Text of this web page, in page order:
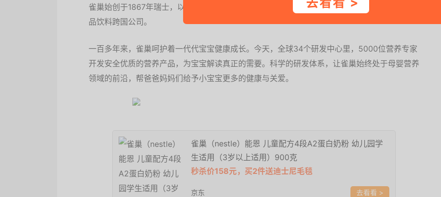
雀巢始创于1867年瑞士，以生产婴儿食品起家，母婴健康食品专业供应商，全球知名的大型食
品饮料跨国公司。
一百多年来，雀巢呵护着一代代宝宝健康成长。今天，全球34个研发中心里，5000位营养专家
开发安全优质的营养产品，为宝宝解读真正的需要。科学的研发体系，让雀巢始终处于母婴营养
领域的前沿，帮爸爸妈妈们给予小宝宝更多的健康与关爱。
雀巢（nestle）能恩 儿童配方4段A2蛋白奶粉 幼儿园学
生适用（3岁以上适用）900克
秒杀价158元，买2件送迪士尼毛毯
京东 >